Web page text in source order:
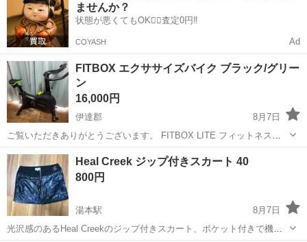
ませんか？
状態が悪くてもOK🙆‍♀️査定0円‼️
COYASH Ad
FITBOX エクササイズバイク ブラック/グリー
ン
16,000円
伊達郡
8月7日
ご覧いただきありがとうございます。 FITBOX LITE フィットネスバ
イクの出品です。 型番は FBX-001B_01、カラーはブラックです。 新
品購入後、使用は1回のみです。 全体的にきれいな状態だと思い...
福島 伊達郡 フィットネス、トレーニング
Heal Creek ジップ付きスカート 40
800円
湯本駅
8月7日
光沢感のあるHeal Creekのジップ付きスカート、ポケット付きで機能